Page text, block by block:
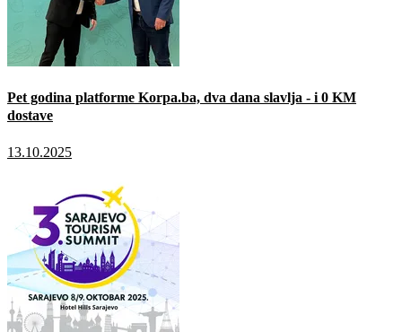
Pet godina platforme Korpa.ba, dva dana slavlja - i 0 KM
dostave
13.10.2025